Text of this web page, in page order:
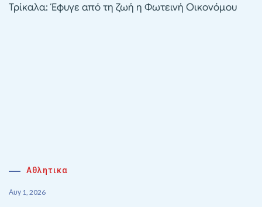
Τρίκαλα: Έφυγε από τη ζωή η Φωτεινή Οικονόμου
Αθλητικα
Αυγ 1, 2026